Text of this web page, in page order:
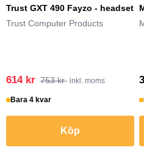
Trust GXT 490 Fayzo - headset
Trust Computer Products
614 kr 753 kr inkl. moms
Bara 4 kvar
Köp